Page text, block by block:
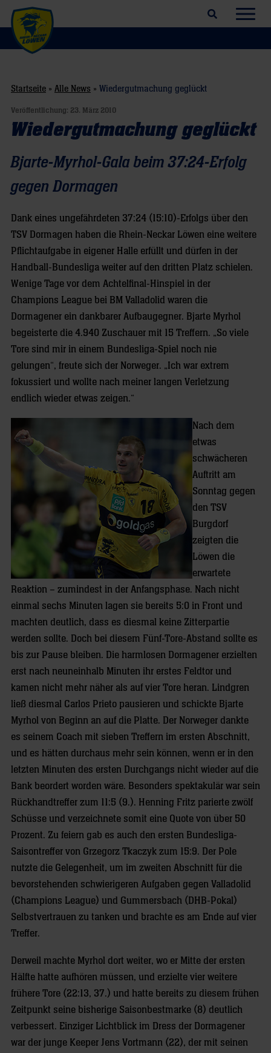
Suchfeld öffnen
Startseite » Alle News » Wiedergutmachung geglückt
Veröffentlichung: 23. März 2010
Wiedergutmachung geglückt
Bjarte-Myrhol-Gala beim 37:24-Erfolg
gegen Dormagen
Dank eines ungefährdeten 37:24 (15:10)-Erfolgs über den
TSV Dormagen haben die Rhein-Neckar Löwen eine weitere
Pflichtaufgabe in eigener Halle erfüllt und dürfen in der
Handball-Bundesliga weiter auf den dritten Platz schielen.
Wenige Tage vor dem Achtelfinal-Hinspiel in der
Champions League bei BM Valladolid waren die
Dormagener ein dankbarer Aufbaugegner. Bjarte Myrhol
begeisterte die 4.940 Zuschauer mit 15 Treffern. „So viele
Tore sind mir in einem Bundesliga-Spiel noch nie
gelungen“, freute sich der Norweger. „Ich war extrem
fokussiert und wollte nach meiner langen Verletzung
endlich wieder etwas zeigen.“
Nach dem
etwas
schwächeren
Auftritt am
Sonntag gegen
den TSV
Burgdorf
zeigten die
Löwen die
erwartete
Reaktion – zumindest in der Anfangsphase. Nach nicht
einmal sechs Minuten lagen sie bereits 5:0 in Front und
machten deutlich, dass es diesmal keine Zitterpartie
werden sollte. Doch bei diesem Fünf-Tore-Abstand sollte es
bis zur Pause bleiben. Die harmlosen Dormagener erzielten
erst nach neuneinhalb Minuten ihr erstes Feldtor und
kamen nicht mehr näher als auf vier Tore heran. Lindgren
ließ diesmal Carlos Prieto pausieren und schickte Bjarte
Myrhol von Beginn an auf die Platte. Der Norweger dankte
es seinem Coach mit sieben Treffern im ersten Abschnitt,
und es hätten durchaus mehr sein können, wenn er in den
letzten Minuten des ersten Durchgangs nicht wieder auf die
Bank beordert worden wäre. Besonders spektakulär war sein
Rückhandtreffer zum 11:5 (9.). Henning Fritz parierte zwölf
Schüsse und verzeichnete somit eine Quote von über 50
Prozent. Zu feiern gab es auch den ersten Bundesliga-
Saisontreffer von Grzegorz Tkaczyk zum 15:9. Der Pole
nutzte die Gelegenheit, um im zweiten Abschnitt für die
bevorstehenden schwierigeren Aufgaben gegen Valladolid
(Champions League) und Gummersbach (DHB-Pokal)
Selbstvertrauen zu tanken und brachte es am Ende auf vier
Treffer.
Derweil machte Myrhol dort weiter, wo er Mitte der ersten
Hälfte hatte aufhören müssen, und erzielte vier weitere
frühere Tore (22:13, 37.) und hatte bereits zu diesem frühen
Zeitpunkt seine bisherige Saisonbestmarke (8) deutlich
verbessert. Einziger Lichtblick im Dress der Dormagener
war der junge Keeper Jens Vortmann (22), der mit seinen